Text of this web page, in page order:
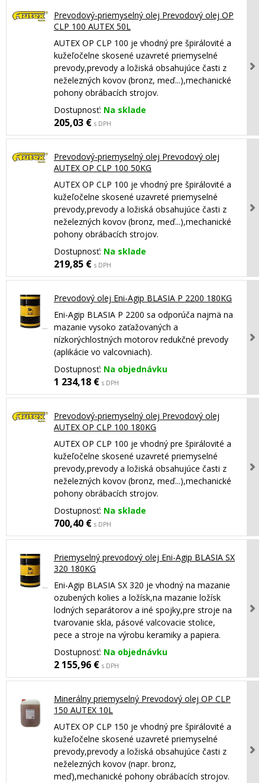
Prevodový-priemyselný olej Prevodový olej OP
CLP 100 AUTEX 50L
AUTEX OP CLP 100 je vhodný pre špirálovité a
kužeľočelne skosené uzavreté priemyselné
prevody,prevody a ložiská obsahujúce časti z
neželezných kovov (bronz, meď...),mechanické
pohony obrábacích strojov.
Dostupnosť: Na sklade
205,03 € s DPH
Prevodový-priemyselný olej Prevodový olej
AUTEX OP CLP 100 50KG
AUTEX OP CLP 100 je vhodný pre špirálovité a
kužeľočelne skosené uzavreté priemyselné
prevody,prevody a ložiská obsahujúce časti z
neželezných kovov (bronz, meď...),mechanické
pohony obrábacích strojov.
Dostupnosť: Na sklade
219,85 € s DPH
Prevodový olej Eni-Agip BLASIA P 2200 180KG
Eni-Agip BLASIA P 2200 sa odporúča najmä na
mazanie vysoko zaťažovaných a
nízkorýchlostných motorov redukčné prevody
(aplikácie vo valcovniach).
Dostupnosť: Na objednávku
1 234,18 € s DPH
Prevodový-priemyselný olej Prevodový olej
AUTEX OP CLP 100 180KG
AUTEX OP CLP 100 je vhodný pre špirálovité a
kužeľočelne skosené uzavreté priemyselné
prevody,prevody a ložiská obsahujúce časti z
neželezných kovov (bronz, meď...),mechanické
pohony obrábacích strojov.
Dostupnosť: Na sklade
700,40 € s DPH
Priemyselný prevodový olej Eni-Agip BLASIA SX
320 180KG
Eni-Agip BLASIA SX 320 je vhodný na mazanie
ozubených kolies a ložísk,na mazanie ložísk
lodných separátorov a iné spojky,pre stroje na
tvarovanie skla, pásové valcovacie stolice,
pece a stroje na výrobu keramiky a papiera.
Dostupnosť: Na objednávku
2 155,96 € s DPH
Minerálny priemyselný Prevodový olej OP CLP
150 AUTEX 10L
AUTEX OP CLP 150 je vhodný pre špirálovité a
kužeľočelne skosené uzavreté priemyselné
prevody,prevody a ložiská obsahujúce časti z
neželezných kovov (napr. bronz,
meď),mechanické pohony obrábacích strojov.